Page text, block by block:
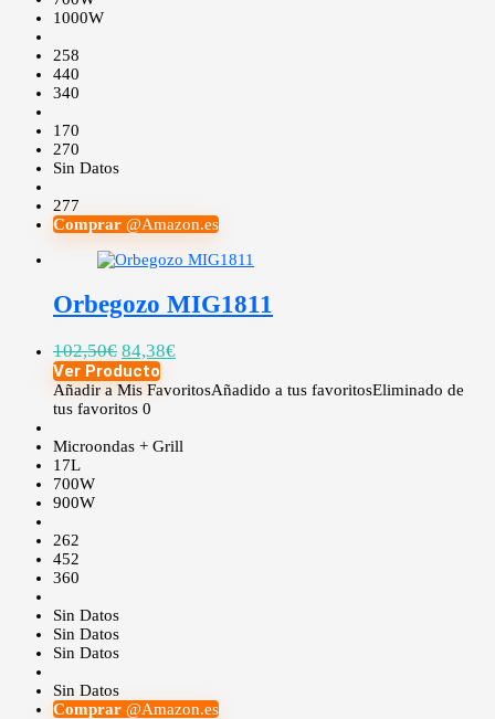
1000W
258
440
340
170
270
Sin Datos
277
Comprar @Amazon.es
Orbegozo MIG1811
102,50€ 84,38€
Ver Producto
Añadir a Mis FavoritosAñadido a tus favoritosEliminado de
tus favoritos 0
Microondas + Grill
17L
700W
900W
262
452
360
Sin Datos
Sin Datos
Sin Datos
Sin Datos
Comprar @Amazon.es